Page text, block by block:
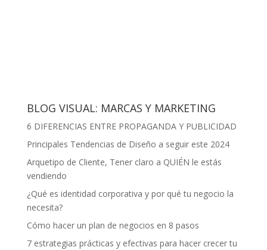
BLOG VISUAL: MARCAS Y MARKETING
6 DIFERENCIAS ENTRE PROPAGANDA Y PUBLICIDAD
Principales Tendencias de Diseño a seguir este 2024
Arquetipo de Cliente, Tener claro a QUIÉN le estás
vendiendo
¿Qué es identidad corporativa y por qué tu negocio la
necesita?
Cómo hacer un plan de negocios en 8 pasos
7 estrategias prácticas y efectivas para hacer crecer tu